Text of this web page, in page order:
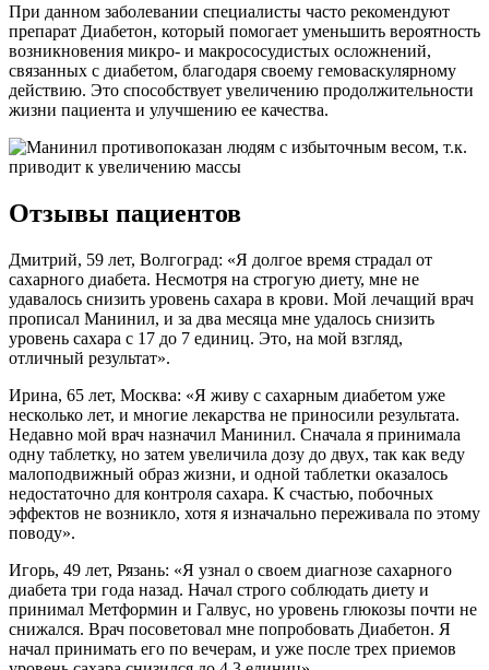
При данном заболевании специалисты часто рекомендуют
препарат Диабетон, который помогает уменьшить вероятность
возникновения микро- и макрососудистых осложнений,
связанных с диабетом, благодаря своему гемоваскулярному
действию. Это способствует увеличению продолжительности
жизни пациента и улучшению ее качества.
Отзывы пациентов
Дмитрий, 59 лет, Волгоград: «Я долгое время страдал от
сахарного диабета. Несмотря на строгую диету, мне не
удавалось снизить уровень сахара в крови. Мой лечащий врач
прописал Манинил, и за два месяца мне удалось снизить
уровень сахара с 17 до 7 единиц. Это, на мой взгляд,
отличный результат».
Ирина, 65 лет, Москва: «Я живу с сахарным диабетом уже
несколько лет, и многие лекарства не приносили результата.
Недавно мой врач назначил Манинил. Сначала я принимала
одну таблетку, но затем увеличила дозу до двух, так как веду
малоподвижный образ жизни, и одной таблетки оказалось
недостаточно для контроля сахара. К счастью, побочных
эффектов не возникло, хотя я изначально переживала по этому
поводу».
Игорь, 49 лет, Рязань: «Я узнал о своем диагнозе сахарного
диабета три года назад. Начал строго соблюдать диету и
принимал Метформин и Галвус, но уровень глюкозы почти не
снижался. Врач посоветовал мне попробовать Диабетон. Я
начал принимать его по вечерам, и уже после трех приемов